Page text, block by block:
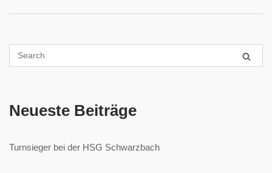
Neueste Beiträge
Turnsieger bei der HSG Schwarzbach